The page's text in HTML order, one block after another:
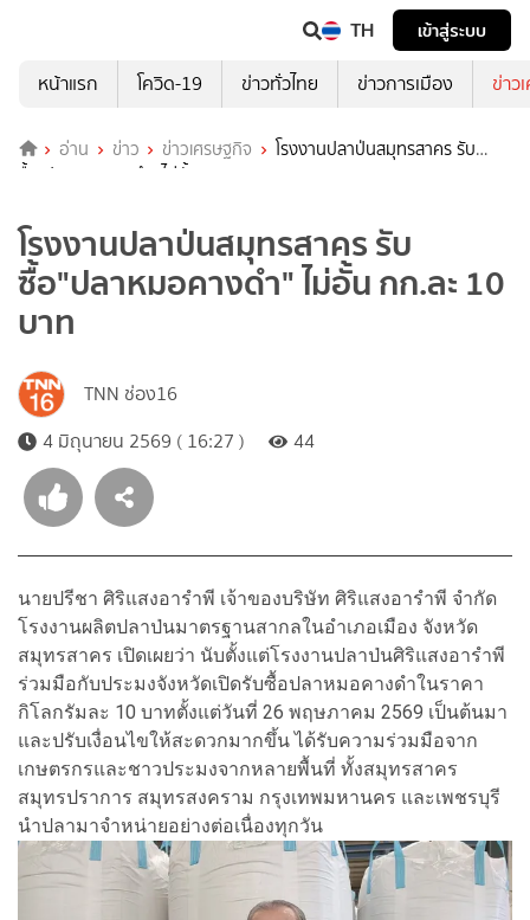
TH
เข้าสู่ระบบ
หน้าแรก
โควิด-19 ข่าวทั่วไทย ข่าวการเมือง ข่าว
อ่าน ข่าว ข่าวเศรษฐกิจ
โรงงานปลาป่นสมุทรสาคร รับ
ซื้อ"ปลาหมอคางดำ" ไม่อั้น กก.ละ 10 บาท
โรงงานปลาป่นสมุทรสาคร รับ
ซื้อ"ปลาหมอคางดำ" ไม่อั้น กก.ละ 10
บาท
TNN ช่อง16
4 มิถุนายน 2569 ( 16:27 )
44
นายปรีชา ศิริแสงอารำพี เจ้าของบริษัท ศิริแสงอารำพี จำกัด
โรงงานผลิตปลาป่นมาตรฐานสากลในอำเภอเมือง จังหวัด
สมุทรสาคร เปิดเผยว่า นับตั้งแต่โรงงานปลาป่นศิริแสงอารำพี
ร่วมมือกับประมงจังหวัดเปิดรับซื้อปลาหมอคางดำในราคา
กิโลกรัมละ 10 บาทตั้งแต่วันที่ 26 พฤษภาคม 2569 เป็นต้นมา
และปรับเงื่อนไขให้สะดวกมากขึ้น ได้รับความร่วมมือจาก
เกษตรกรและชาวประมงจากหลายพื้นที่ ทั้งสมุทรสาคร
สมุทรปราการ สมุทรสงคราม กรุงเทพมหานคร และเพชรบุรี
นำปลามาจำหน่ายอย่างต่อเนื่องทุกวัน